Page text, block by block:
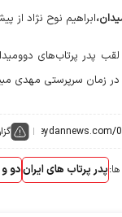
ابراهیم نوح نژاد
لقب پدر پرتاب‌های
در زمان سرپرستی مهدی
پدر پرتاب های ایراندو